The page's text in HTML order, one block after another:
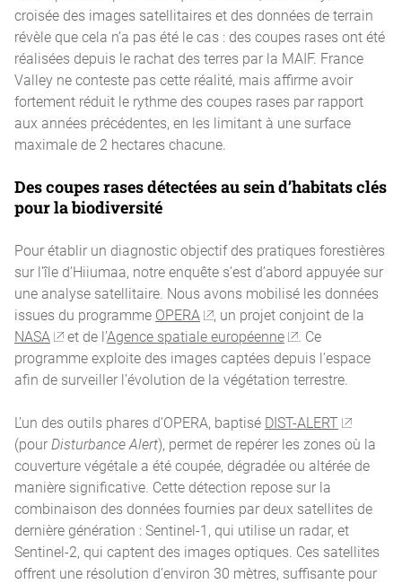
croisée des images satellitaires et des données de terrain
révèle que cela n’a pas été le cas : des coupes rases ont été
réalisées depuis le rachat des terres par la MAIF. France
Valley ne conteste pas cette réalité, mais affirme avoir
fortement réduit le rythme des coupes rases par rapport
aux années précédentes, en les limitant à une surface
maximale de 2 hectares chacune.
Des coupes rases détectées au sein d’habitats clés
pour la biodiversité
Pour établir un diagnostic objectif des pratiques forestières
sur l’île d’Hiiumaa, notre enquête s’est d’abord appuyée sur
une analyse satellitaire. Nous avons mobilisé les données
issues du programme OPERA
, un projet conjoint de la
NASA
et de l’Agence spatiale européenne
. Ce
programme exploite des images captées depuis l’espace
afin de surveiller l’évolution de la végétation terrestre.
L’un des outils phares d’OPERA, baptisé DIST-ALERT
(pourDisturbance Alert), permet de repérer les zones où la
couverture végétale a été coupée, dégradée ou altérée de
manière significative. Cette détection repose sur la
combinaison des données fournies par deux satellites de
dernière génération : Sentinel-1, qui utilise un radar, et
Sentinel-2, qui captent des images optiques. Ces satellites
offrent une résolution d’environ 30 mètres, suffisante pour